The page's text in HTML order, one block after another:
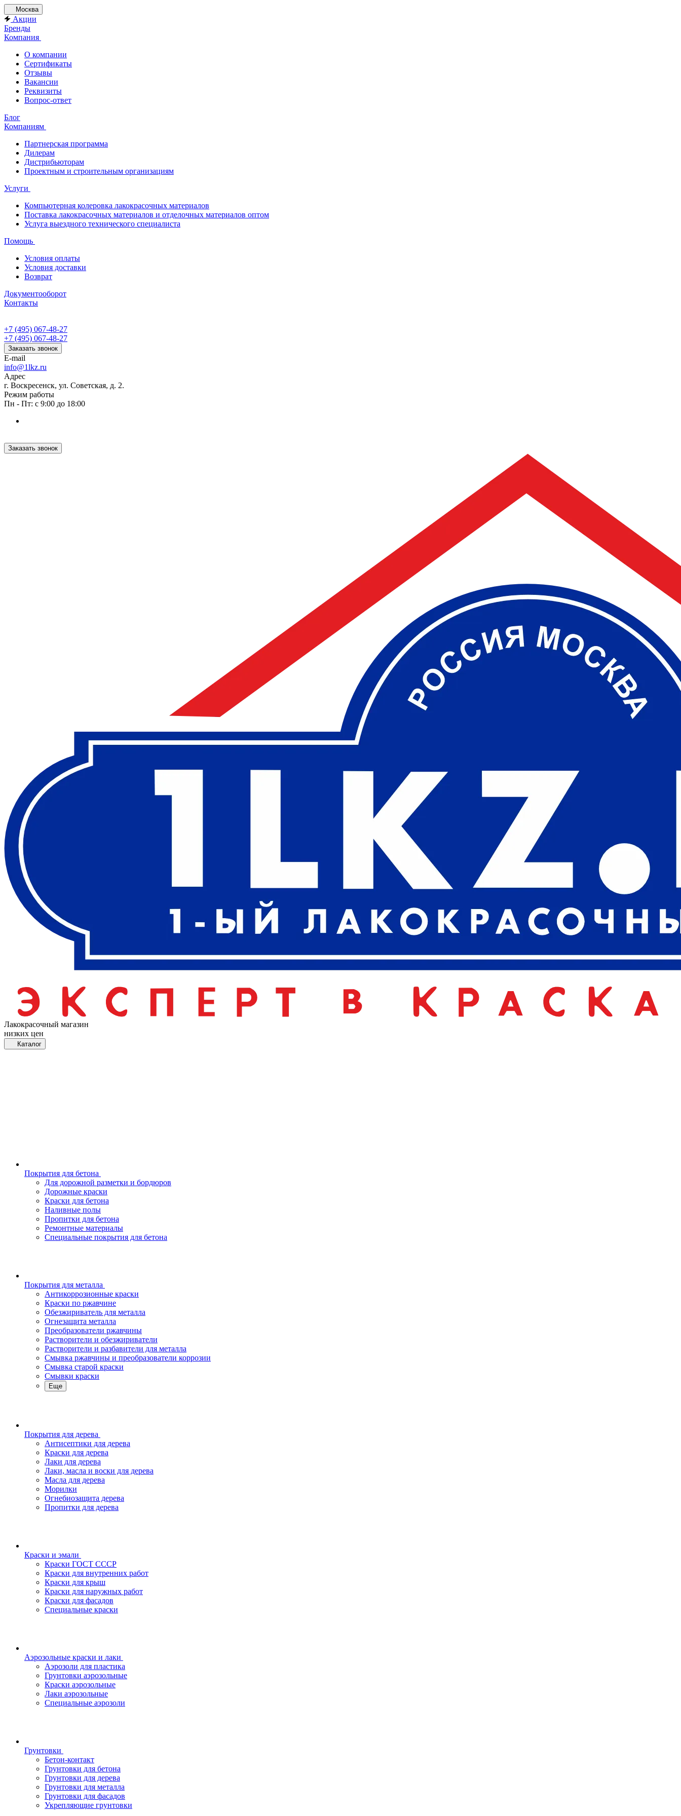
Москва
Акции
Бренды
Компания
О компании
Сертификаты
Отзывы
Вакансии
Реквизиты
Вопрос-ответ
Блог
Компаниям
Партнерская программа
Дилерам
Дистрибьюторам
Проектным и строительным организациям
Услуги
Компьютерная колеровка лакокрасочных материалов
Поставка лакокрасочных материалов и отделочных материалов оптом
Услуга выездного технического специалиста
Помощь
Условия оплаты
Условия доставки
Возврат
Документооборот
Контакты
+7 (495) 067-48-27
+7 (495) 067-48-27
Заказать звонок
E-mail
info@1lkz.ru
Адрес
г. Воскресенск, ул. Советская, д. 2.
Режим работы
Пн - Пт: с 9:00 до 18:00
Заказать звонок
Лакокрасочный магазин
низких цен
Каталог
Покрытия для бетона
Для дорожной разметки и бордюров
Дорожные краски
Краски для бетона
Наливные полы
Пропитки для бетона
Ремонтные материалы
Специальные покрытия для бетона
Покрытия для металла
Антикоррозионные краски
Краски по ржавчине
Обезжириватель для металла
Огнезащита металла
Преобразователи ржавчины
Растворители и обезжириватели
Растворители и разбавители для металла
Смывка ржавчины и преобразователи коррозии
Смывка старой краски
Смывки краски
Еще
Покрытия для дерева
Антисептики для дерева
Краски для дерева
Лаки для дерева
Лаки, масла и воски для дерева
Масла для дерева
Морилки
Огнебиозащита дерева
Пропитки для дерева
Краски и эмали
Краски ГОСТ СССР
Краски для внутренних работ
Краски для крыш
Краски для наружных работ
Краски для фасадов
Специальные краски
Аэрозольные краски и лаки
Аэрозоли для пластика
Грунтовки аэрозольные
Краски аэрозольные
Лаки аэрозольные
Специальные аэрозоли
Грунтовки
Бетон-контакт
Грунтовки для бетона
Грунтовки для дерева
Грунтовки для металла
Грунтовки для фасадов
Укрепляющие грунтовки